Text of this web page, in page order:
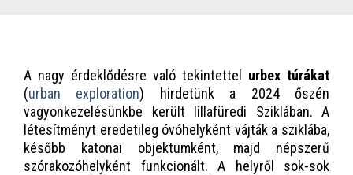
A nagy érdeklődésre való tekintettel urbex túrákat
(urban exploration) hirdetünk a 2024 őszén
vagyonkezelésünkbe került lillafüredi Sziklában. A
létesítményt eredetileg óvóhelyként vájták a sziklába,
később katonai objektumként, majd népszerű
szórakozóhelyként funkcionált. A helyről sok-sok